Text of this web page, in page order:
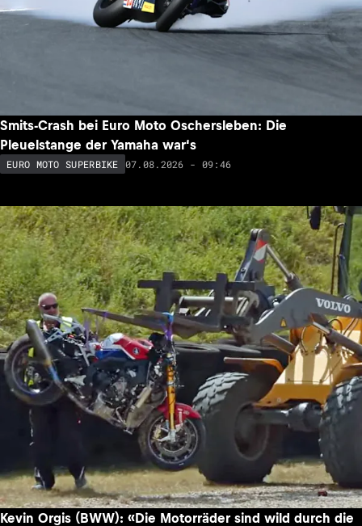
Smits-Crash bei Euro Moto Oschersleben: Die
Pleuelstange der Yamaha war‘s
EURO MOTO SUPERBIKE 07.08.2026 - 09:46
Kevin Orgis (BWW): «Die Motorräder sind wild durch die